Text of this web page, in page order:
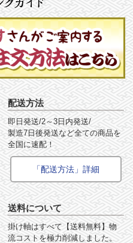
配送方法
即日発送/2～3日内発送/
製造7日後発送など全ての商品を
全国に速配！
「配送方法」詳細
送料について
掛け軸はすべて【送料無料】物
流コストを極力削減しました。